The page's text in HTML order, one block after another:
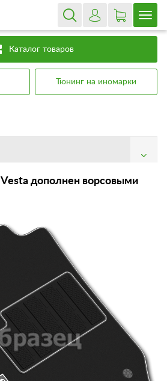
Каталог товаров
Тюнинг на иномарки
дополнен ворсовыми